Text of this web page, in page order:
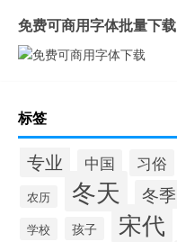
免费可商用字体批量下载
标签
专业 中国 习俗
农历 冬天 冬季
学校 孩子 宋代